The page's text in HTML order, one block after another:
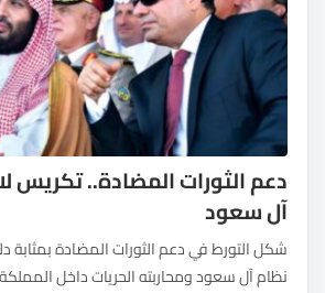
دعم الثورات المضادة.. تكريس
آل سعود
شكل التورط في دعم الثورات المضادة بمثابة
نظام آل سعود ومحاربته الحريات داخل